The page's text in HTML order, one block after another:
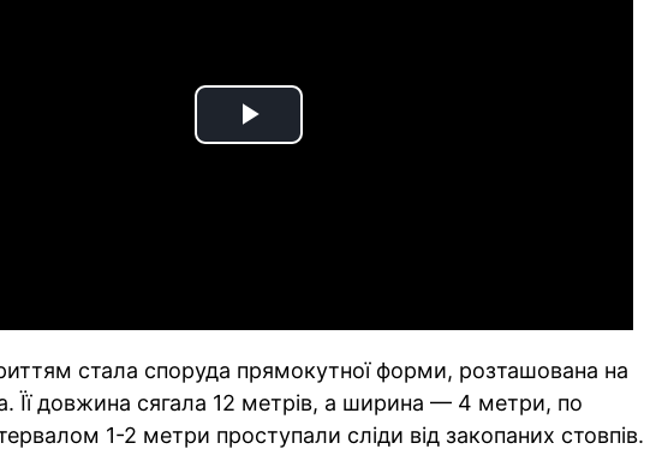
Play
стала споруда прямокутної форми, розташована на
Її довжина сягала 12 метрів, а ширина — 4 метри, по
1-2 метри проступали сліди від закопаних стовпів.